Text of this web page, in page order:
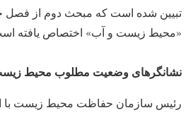
تبیین شده است که مبحث دوم از فصل
«محیط زیست و آب» اختصاص یافته
نشانگرهای وضعیت مطلوب محیط
رئیس سازمان حفاظت محیط زیست با